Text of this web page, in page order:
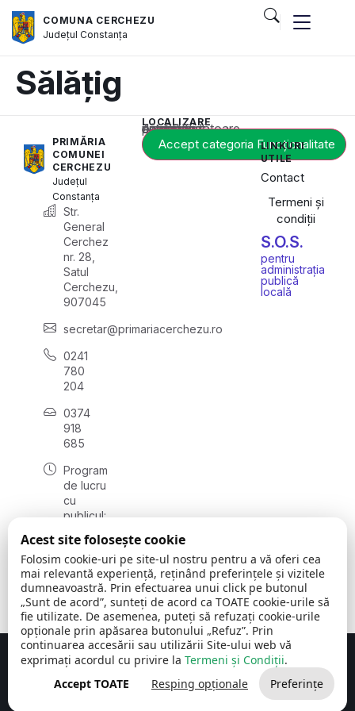
COMUNA CERCHEZU
JudețulConstanța
Sălățig
PRIMĂRIA
COMUNEI
CERCHEZU
Județul
Constanța
Str.
General
Cerchez
nr. 28,
Satul
Cerchezu,
907045
secretar@primariacerchezu.ro
0241
780
204
0374
918
685
Program
de lucru
cu
publicul:
08:00 -
16:30
, vineri:
08:00 -
14:00
LOCALIZARE
Acest conținut este blocat până când acceptați categoria corespunzătoare de cookie-uri.
Accept categoria Funcționalitate
LINKURI
UTILE
Contact
Termeni și
condiții
S.O.S.
pentru
administrația
publică
locală
Comuna Cerchezu © 2026Toate drepturile rezervate
Concept realizat de Big Media Relații Publice SRL
Acest site folosește cookie
Folosim cookie-uri pe site-ul nostru pentru a vă oferi cea
mai relevantă experiență, reținând preferințele și vizitele
dumneavoastră. Prin efectuarea unui click pe butonul
„Sunt de acord”, sunteți de acord ca TOATE cookie-urile să
fie utilizate. De asemenea, puteți să refuzați cookie-urile
opționale prin apăsarea butonului „Refuz”. Prin
continuarea accesării sau utilizării Site-ului web vă
exprimați acordul cu privire la Termeni și Condiții.
Accept TOATE
Resping opționale Preferințe